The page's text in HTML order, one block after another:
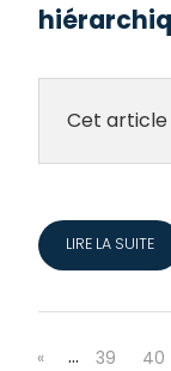
Cet
LIRE LA SUITE
« … 39 40